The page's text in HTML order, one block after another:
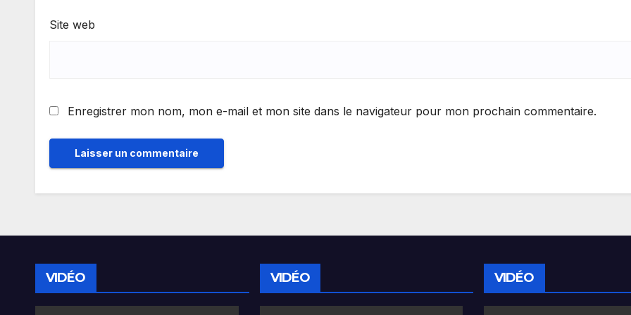
Site web
Enregistrer mon nom, mon e-mail et mon site dans le navigateur pour mon prochain commentaire.
VIDÉO VIDÉO VIDÉO